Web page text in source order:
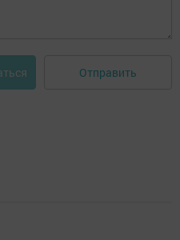
Отправить